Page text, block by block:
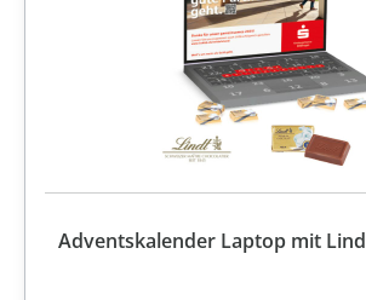
Adventskalender Laptop mit